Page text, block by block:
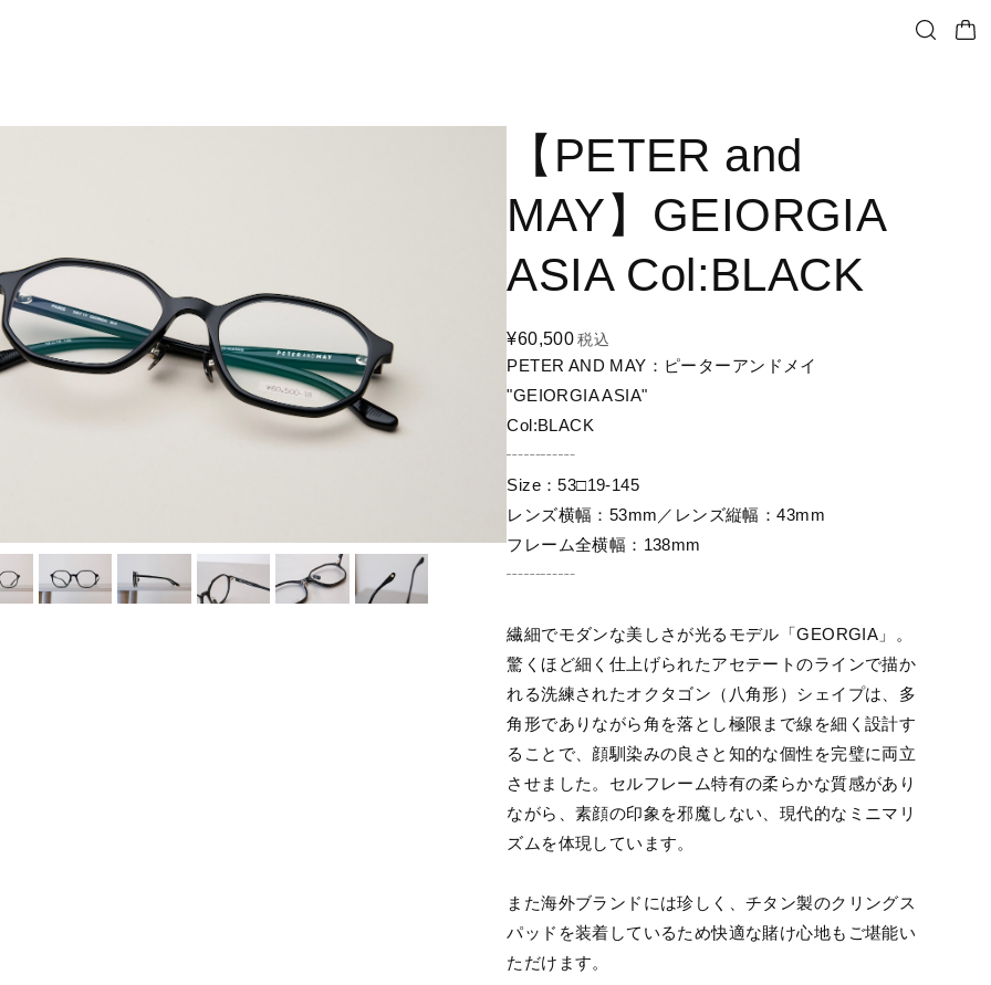
【PETER and
MAY】GEIORGIA
ASIA Col:BLACK
¥60,500 税込
PETER AND MAY：ピーターアンドメイ
"GEIORGIA ASIA"
Col:BLACK
┄┄┄┄
Size：53□19-145
レンズ横幅：53mm／レンズ縦幅：43mm
フレーム全横幅：138mm
┄┄┄┄
繊細でモダンな美しさが光るモデル「GEORGIA」。
驚くほど細く仕上げられたアセテートのラインで描か
れる洗練されたオクタゴン（八角形）シェイプは、多
角形でありながら角を落とし極限まで線を細く設計す
ることで、顔馴染みの良さと知的な個性を完璧に両立
させました。セルフレーム特有の柔らかな質感があり
ながら、素顔の印象を邪魔しない、現代的なミニマリ
ズムを体現しています。
また海外ブランドには珍しく、チタン製のクリングス
パッドを装着しているため快適な賭け心地もご堪能い
ただけます。